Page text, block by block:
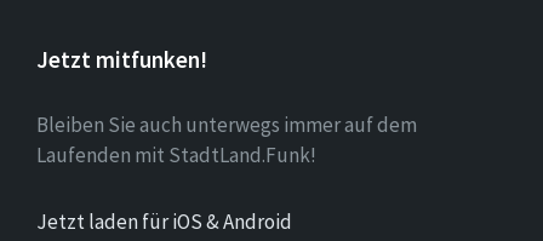
Jetzt mitfunken!
Bleiben Sie auch unterwegs immer auf dem
Laufenden mit StadtLand.Funk!
Jetzt laden für iOS & Android